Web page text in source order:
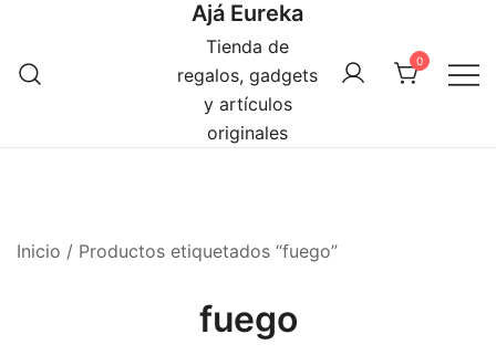
contenido
Ajá Eureka
Tienda de
regalos, gadgets
y artículos
originales
0
Inicio / Productos etiquetados “fuego”
fuego